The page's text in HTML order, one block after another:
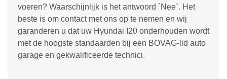
voeren? Waarschijnlijk is het antwoord `Nee`. Het
beste is om contact met ons op te nemen en wij
garanderen u dat uw Hyundai I20 onderhouden wordt
met de hoogste standaarden bij een BOVAG-lid auto
garage en gekwalificeerde technici.